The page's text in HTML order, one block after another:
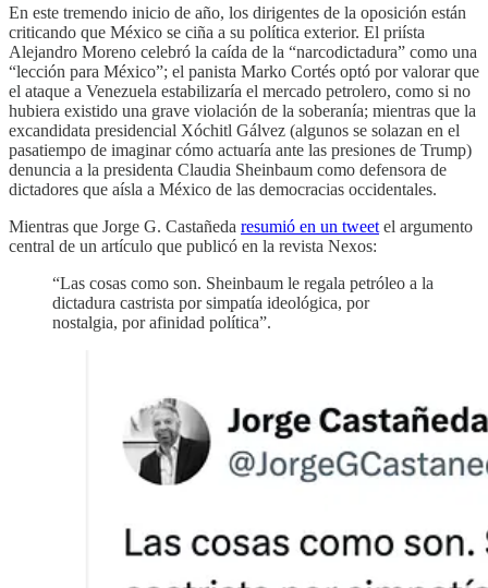
En este tremendo inicio de año, los dirigentes de la oposición están
criticando que México se ciña a su política exterior. El priísta
Alejandro Moreno celebró la caída de la “narcodictadura” como una
“lección para México”; el panista Marko Cortés optó por valorar que
el ataque a Venezuela estabilizaría el mercado petrolero, como si no
hubiera existido una grave violación de la soberanía; mientras que la
excandidata presidencial Xóchitl Gálvez (algunos se solazan en el
pasatiempo de imaginar cómo actuaría ante las presiones de Trump)
denuncia a la presidenta Claudia Sheinbaum como defensora de
dictadores que aísla a México de las democracias occidentales.
Mientras que Jorge G. Castañeda resumió en un tweet el argumento
central de un artículo que publicó en la revista Nexos:
“Las cosas como son. Sheinbaum le regala petróleo a la
dictadura castrista por simpatía ideológica, por
nostalgia, por afinidad política”.